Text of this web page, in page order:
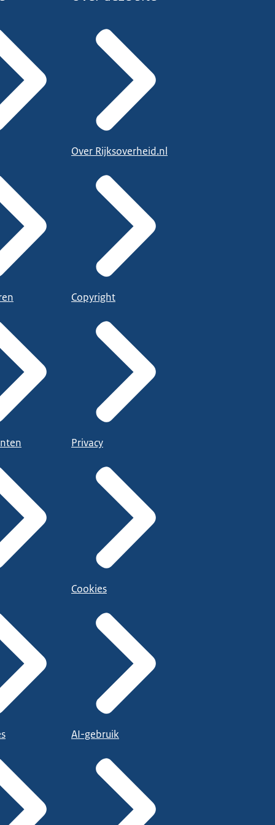
Over Rijksoverheid.nl
Copyright
Privacy
Cookies
AI-gebruik